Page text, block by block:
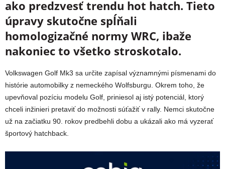
ako predzvesť trendu hot hatch. Tieto
úpravy skutočne spĺňali
homologizačné normy WRC, ibaže
nakoniec to všetko stroskotalo.
Volkswagen Golf Mk3 sa určite zapísal významnými písmenami do
histórie automobilky z nemeckého Wolfsburgu. Okrem toho, že
upevňoval pozíciu modelu Golf, priniesol aj istý potenciál, ktorý
chceli inžinieri pretaviť do možnosti súťažiť v rally. Nemci skutočne
už na začiatku 90. rokov predbehli dobu a ukázali ako má vyzerať
športový hatchback.